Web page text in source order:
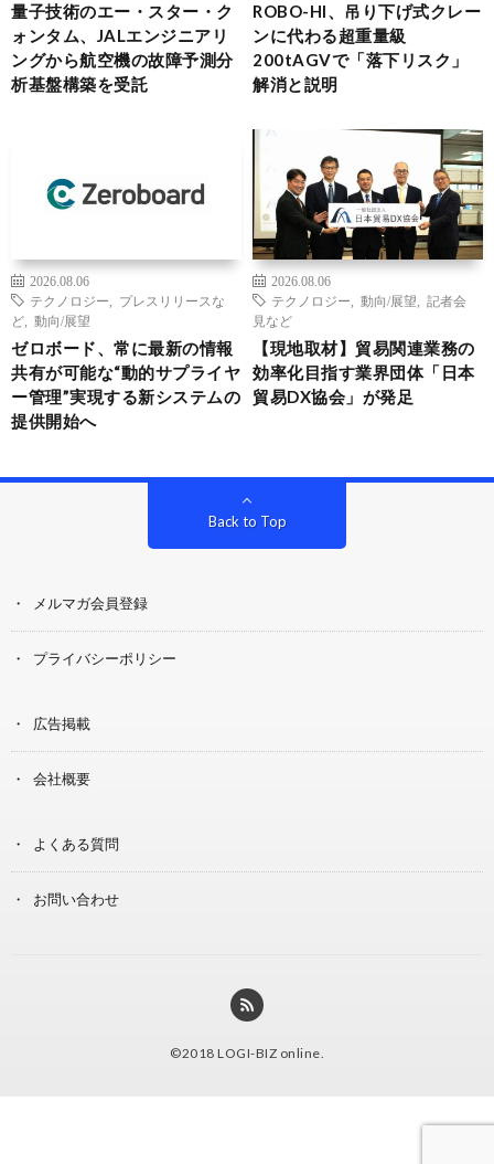
量子技術のエー・スター・ク
ォンタム、JALエンジニアリ
ングから航空機の故障予測分
析基盤構築を受託
ROBO-HI、吊り下げ式クレー
ンに代わる超重量級
200tAGVで「落下リスク」
解消と説明
2026.08.06
テクノロジー
プレスリリースな
ど
動向/展望
ゼロボード、常に最新の情報
共有が可能な“動的サプライヤ
ー管理”実現する新システムの
提供開始へ
2026.08.06
テクノロジー
動向/展望
記者会
見など
【現地取材】貿易関連業務の
効率化目指す業界団体「日本
貿易DX協会」が発足
Back to Top
メルマガ会員登録
プライバシーポリシー
広告掲載
会社概要
よくある質問
お問い合わせ
©2018 LOGI-BIZ online